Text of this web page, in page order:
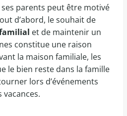
parents peut être motivé
d’abord, le souhait de
et de maintenir un
constitue une raison
la maison familiale, les
le bien reste dans la famille
lors d’événements